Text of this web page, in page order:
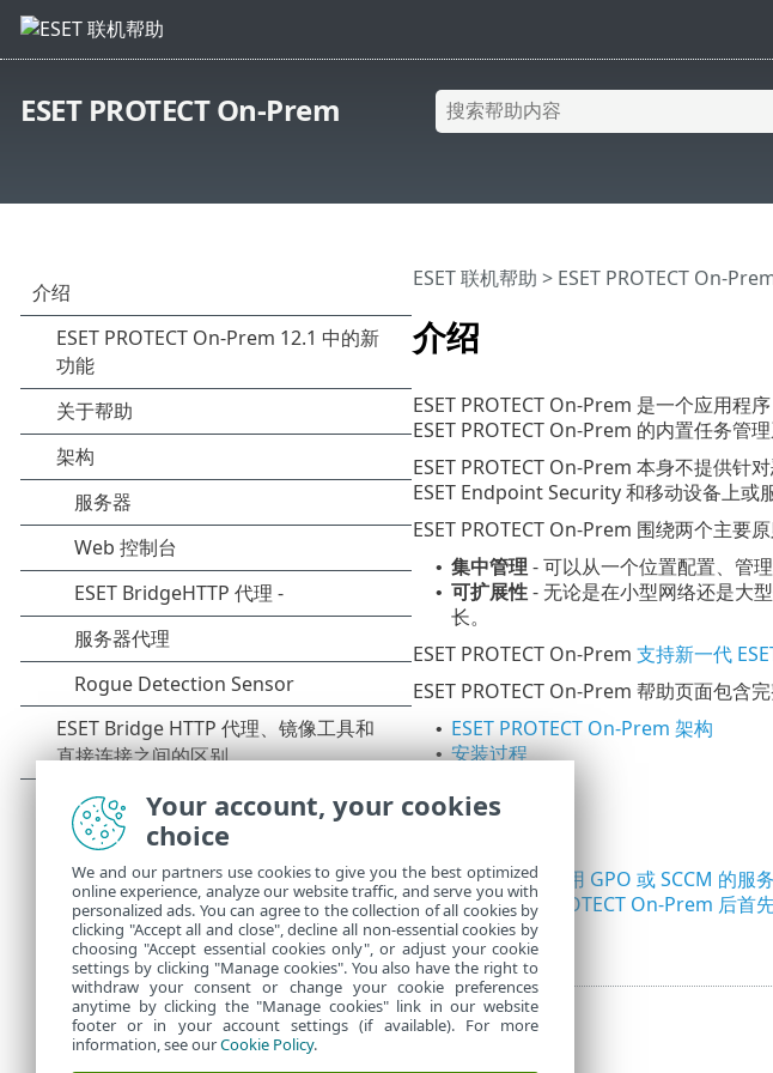
ESET PROTECT On-Prem
介绍
ESET 联机帮助 > ESET PROTECT On-
ESET PROTECT On-Prem 是一个应用程
ESET PROTECT On-Prem 的内置任务管
ESET PROTECT On-Prem 本身不提供针
ESET Endpoint Security 和移动设备上或
ESET PROTECT On-Prem 围绕两个主要原
• 集中管理 - 可以从一个位置配置、管
• 可扩展性- 无论是在小型网络还是大
长。
ESET PROTECT On-Prem 支持新一代
ESET PROTECT On-Prem 帮助页面包含
• ESET PROTECT On-Prem 架构
• 安装过程
• 迁移过程
• 部署过程和 使用 GPO 或 SCCM 的服
• 安装 ESET PROTECT On-Prem 后首
• 管理指南
Your account, your cookies
choice
We and our partners use cookies to give you the best optimized
online experience, analyze our website traffic, and serve you with
personalized ads. You can agree to the collection of all cookies by
clicking "Accept all and close", decline all non-essential cookies by
choosing "Accept essential cookies only", or adjust your cookie
settings by clicking "Manage cookies". You also have the right to
withdraw your consent or change your cookie preferences
anytime by clicking the "Manage cookies" link in our website
footer or in your account settings (if available). For more
information, see ourCookie Policy.